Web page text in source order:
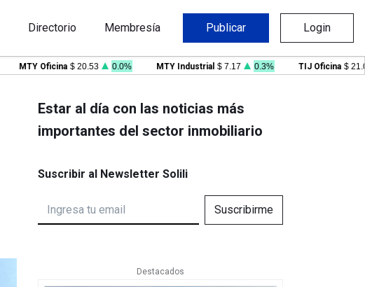
Directorio Membresía Publicar Login
MTY Oficina $ 20.53 0.0% MTY Industrial $ 7.17 0.3% TIJ Oficina $ 21.09
Estar al día con las noticias más
importantes del sector inmobiliario
Suscribir al Newsletter Solili
Suscribirme
Destacados